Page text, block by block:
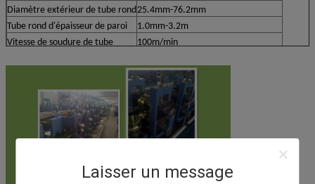
Laisser un message
Diamètre extérieur de tube rond25.4mm-76.2mm
Tube rond d'épaisseur de paroi
1.0mm-3.2m
Vitesse de soudure de tube
100m/min